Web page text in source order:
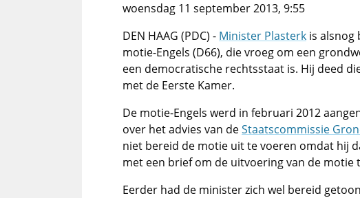
woensdag 11 september 2013, 9:55
DEN HAAG (PDC) - Minister Plasterk is alsnog
motie-Engels (D66), die vroeg om een
een democratische rechtsstaat is. Hij deed
met de Eerste Kamer.
De motie-Engels werd in februari 2012
over het advies van deStaatscommissie
niet bereid de motie uit te voeren omdat hij
met een brief om de uitvoering van de motie
Eerder had de minister zich wel bereid